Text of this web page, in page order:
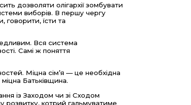
дозволяти олігархії зомбувати
виборів. В першу чергу
говорити, їсти та
Вся система
Самі ж поняття
Міцна сім’я — це необхідна
Батьківщина.
із Заходом чи зі Сходом
розвитку, котрий гальмуватиме